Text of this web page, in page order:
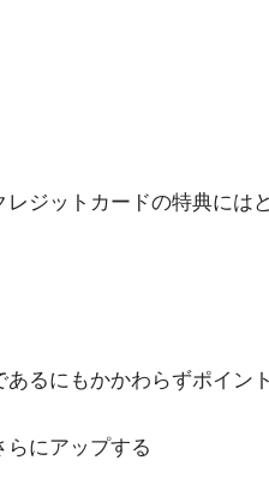
ジットカードの特典には
るにもかかわらずポイン
にアップする